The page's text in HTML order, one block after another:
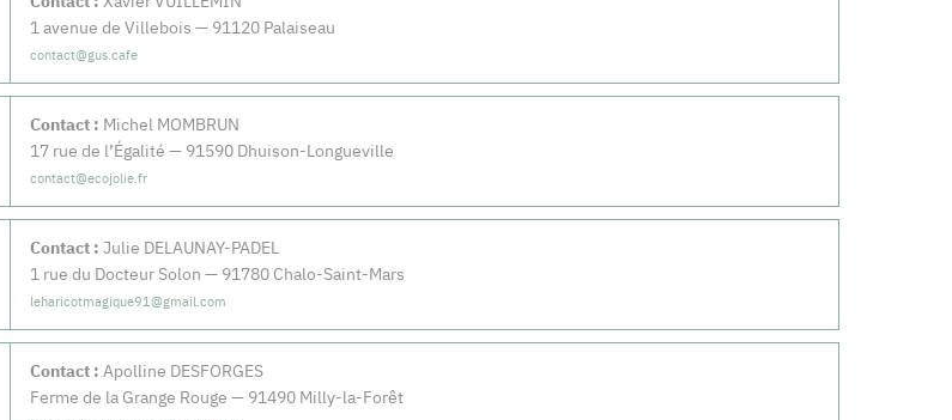
1 avenue de Villebois — 91120 Palaiseau
contact@gus.cafe
Contact : Michel MOMBRUN
17 rue de l’Égalité — 91590 Dhuison-Longueville
contact@ecojolie.fr
Contact : Julie DELAUNAY-PADEL
1 rue du Docteur Solon — 91780 Chalo-Saint-Mars
leharicotmagique91@gmail.com
Contact : Apolline DESFORGES
Ferme de la Grange Rouge — 91490 Milly-la-Forêt